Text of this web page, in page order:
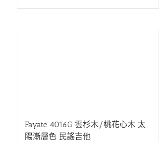
Fayate 4016G 雲杉木/桃花心木 太
陽漸層色 民謠吉他